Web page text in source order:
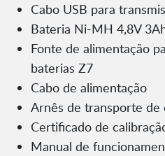
Cabo USB para
Bateria Ni-MH 4,8V
Fonte de alimentação
baterias Z7
Cabo de alimentação
Arnês de transporte de
Certificado de
Manual de